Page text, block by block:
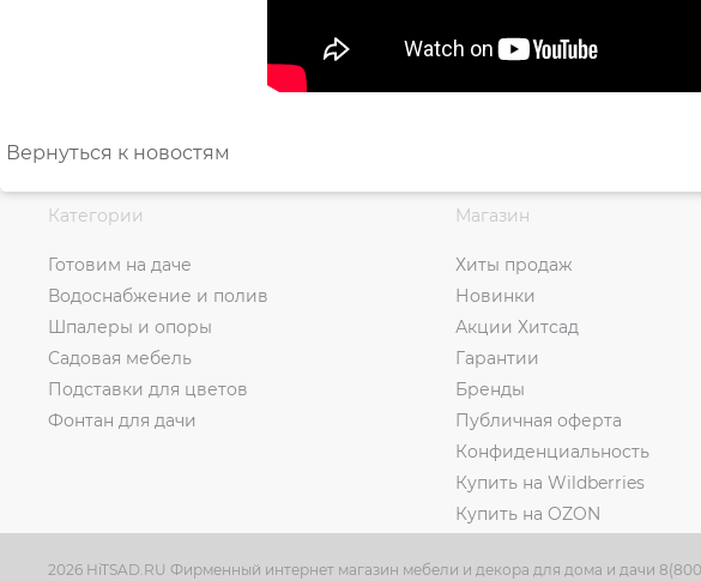
Вернуться к новостям
Категории
Готовим на даче
Водоснабжение и полив
Шпалеры и опоры
Садовая мебель
Подставки для цветов
Фонтан для дачи
Магазин
Хиты продаж
Новинки
Акции Хитсад
Гарантии
Бренды
Публичная оферта
Конфиденциальность
Купить на Wildberries
Купить на OZON
2026 HiTSAD.RU Фирменный интернет магазин мебели и декора для дома и дачи